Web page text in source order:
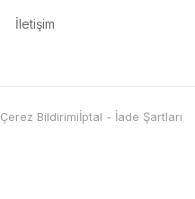
İletişim
Çerez Bildirimiİptal - İade Şartları